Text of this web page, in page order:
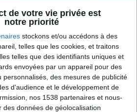
de votre vie privée est
notre priorité
stockons et/ou accédons à des
telles que les cookies, et traitons
telles que des identifiants uniques et
envoyées par un appareil pour des
personnalisés, des mesures de publicité
d'audience et le développement de
nos 1538 partenaires et nous-
des données de géolocalisation
Harrys... Que valent vraiment
ces gâteaux ?
direct Voir tout